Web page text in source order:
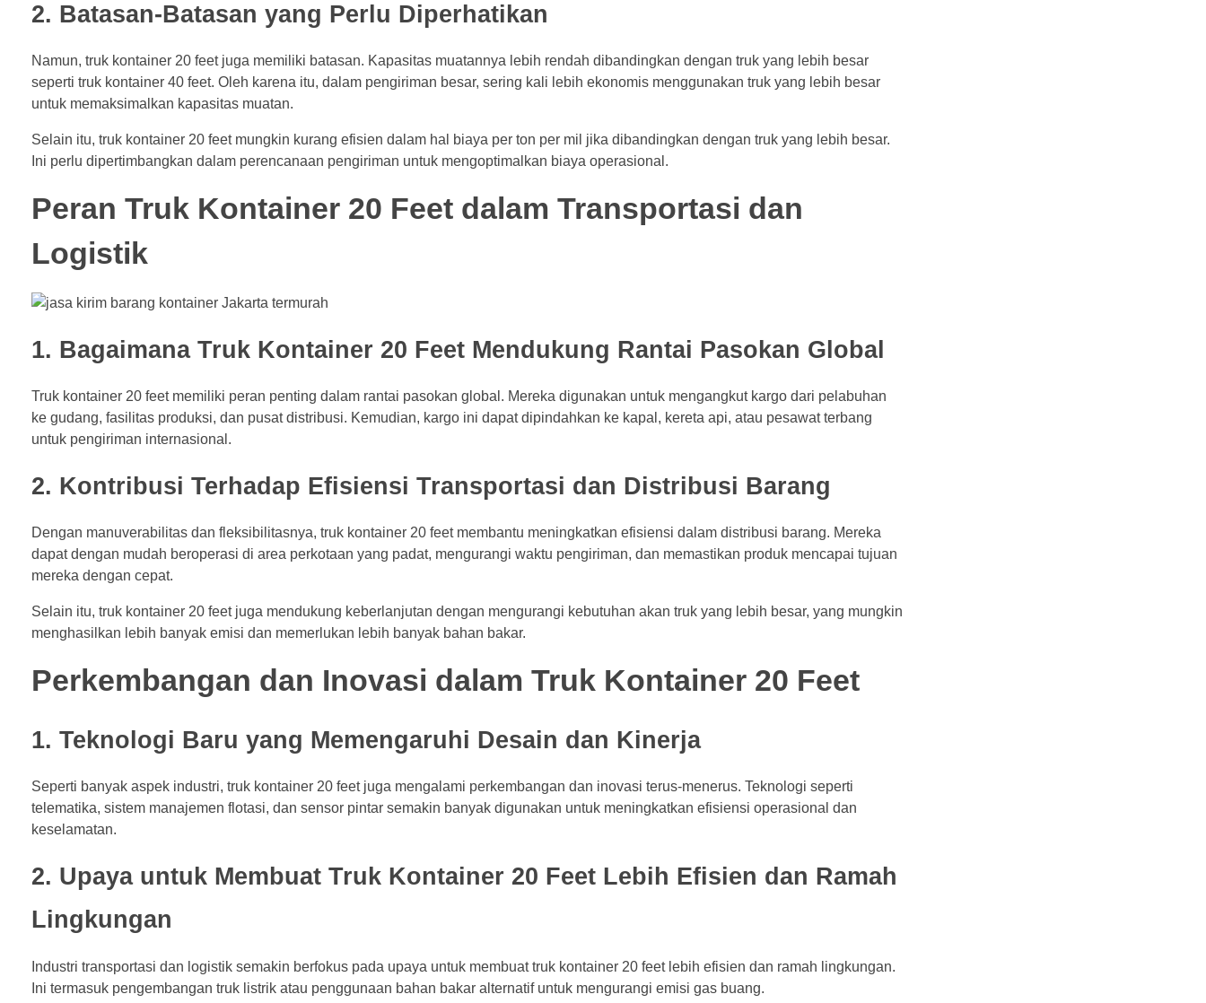
2. Batasan-Batasan yang Perlu Diperhatikan
Namun, truk kontainer 20 feet juga memiliki batasan. Kapasitas muatannya lebih rendah dibandingkan dengan truk yang lebih besar
seperti truk kontainer 40 feet. Oleh karena itu, dalam pengiriman besar, sering kali lebih ekonomis menggunakan truk yang lebih besar
untuk memaksimalkan kapasitas muatan.
Selain itu, truk kontainer 20 feet mungkin kurang efisien dalam hal biaya per ton per mil jika dibandingkan dengan truk yang lebih besar.
Ini perlu dipertimbangkan dalam perencanaan pengiriman untuk mengoptimalkan biaya operasional.
Peran Truk Kontainer 20 Feet dalam Transportasi dan
Logistik
1. Bagaimana Truk Kontainer 20 Feet Mendukung Rantai Pasokan Global
Truk kontainer 20 feet memiliki peran penting dalam rantai pasokan global. Mereka digunakan untuk mengangkut kargo dari pelabuhan
ke gudang, fasilitas produksi, dan pusat distribusi. Kemudian, kargo ini dapat dipindahkan ke kapal, kereta api, atau pesawat terbang
untuk pengiriman internasional.
2. Kontribusi Terhadap Efisiensi Transportasi dan Distribusi Barang
Dengan manuverabilitas dan fleksibilitasnya, truk kontainer 20 feet membantu meningkatkan efisiensi dalam distribusi barang. Mereka
dapat dengan mudah beroperasi di area perkotaan yang padat, mengurangi waktu pengiriman, dan memastikan produk mencapai tujuan
mereka dengan cepat.
Selain itu, truk kontainer 20 feet juga mendukung keberlanjutan dengan mengurangi kebutuhan akan truk yang lebih besar, yang mungkin
menghasilkan lebih banyak emisi dan memerlukan lebih banyak bahan bakar.
Perkembangan dan Inovasi dalam Truk Kontainer 20 Feet
1. Teknologi Baru yang Memengaruhi Desain dan Kinerja
Seperti banyak aspek industri, truk kontainer 20 feet juga mengalami perkembangan dan inovasi terus-menerus. Teknologi seperti
telematika, sistem manajemen flotasi, dan sensor pintar semakin banyak digunakan untuk meningkatkan efisiensi operasional dan
keselamatan.
2. Upaya untuk Membuat Truk Kontainer 20 Feet Lebih Efisien dan Ramah
Lingkungan
Industri transportasi dan logistik semakin berfokus pada upaya untuk membuat truk kontainer 20 feet lebih efisien dan ramah lingkungan.
Ini termasuk pengembangan truk listrik atau penggunaan bahan bakar alternatif untuk mengurangi emisi gas buang.